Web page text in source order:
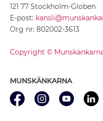
121 77 Stockholm-Globen
E-post:
Org nr: 802002-3613
Copyright ©
MUNSKÄNKARNA